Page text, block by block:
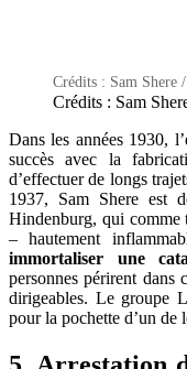
Crédits : Sam Shere
Crédits : Sam
Dans les années 1930,
succès avec la
d’effectuer de longs
1937, Sam Shere est
Hindenburg, qui comme
– hautement
immortaliser une
personnes périrent dans
dirigeables. Le groupe
pour la pochette d’un de